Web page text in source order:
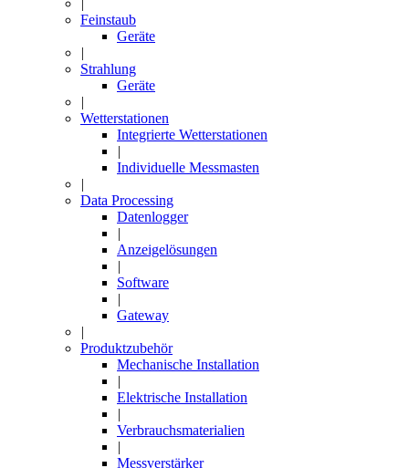
|
Feinstaub
Geräte
|
Strahlung
Geräte
|
Wetterstationen
Integrierte Wetterstationen
|
Individuelle Messmasten
|
Data Processing
Datenlogger
|
Anzeigelösungen
|
Software
|
Gateway
|
Produktzubehör
Mechanische Installation
|
Elektrische Installation
|
Verbrauchsmaterialien
|
Messverstärker